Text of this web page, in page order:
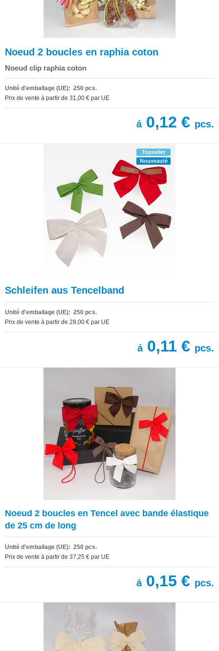
Noeud 2 boucles en raphia coton
Noeud clip raphia coton
Unité d'emballage (UE): 250 pcs.
Prix de vente à partir de 31,00 € par UE
á0,12 € pcs.
Topseller
Nouveauté
Schleifen aus Tencelband
Unité d'emballage (UE): 250 pcs.
Prix de vente à partir de 28,00 € par UE
á0,11 € pcs.
Noeud 2 boucles en Tencel avec bande élastique
de 25 cm de long
Unité d'emballage (UE): 250 pcs.
Prix de vente à partir de 37,25 € par UE
á0,15 € pcs.